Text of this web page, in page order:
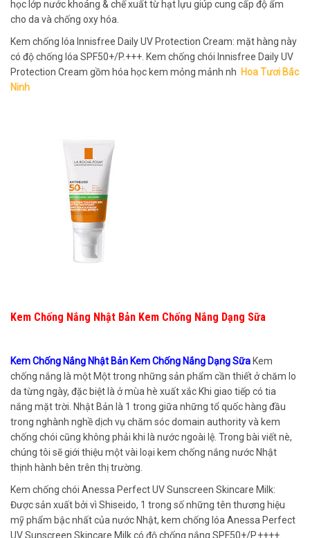
học lớp nước khoáng & chế xuất từ hạt lựu giúp cung cấp độ ẩm
cho da và chống oxy hóa.
Kem chống lóa Innisfree Daily UV Protection Cream: mặt hàng này
có độ chống lóa SPF50+/P.+++. Kem chống chói Innisfree Daily UV
Protection Cream gồm hóa học kem mỏng mảnh nh Hoa Tươi Bắc
Ninh
Kem Chống Nắng Nhật Bản Kem Chống Nắng Dạng Sữa
Kem Chống Nắng Nhật Bản Kem Chống Nắng Dạng Sữa Kem
chống nắng là một Một trong những sản phẩm cần thiết ở chăm lo
da từng ngày, đặc biệt là ở mùa hè xuất xắc Khi giao tiếp có tia
nắng mặt trời. Nhật Bản là 1 trong giữa những tổ quốc hàng đầu
trong nghành nghề dịch vụ chăm sóc domain authority và kem
chống chói cũng không phải khi là nước ngoài lệ. Trong bài viết nè,
chúng tôi sẽ giới thiệu một vài loại kem chống nắng nước Nhật
thịnh hành bên trên thị trường.
Kem chống chói Anessa Perfect UV Sunscreen Skincare Milk:
Được sản xuất bởi vì Shiseido, 1 trong số những tên thương hiệu
mỹ phẩm bậc nhất của nước Nhật, kem chống lóa Anessa Perfect
UV Sunscreen Skincare Milk có độ chống nắng SPF50+/P.++++.